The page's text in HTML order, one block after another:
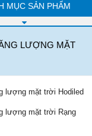
MỤC SẢN PHẨM
LƯỢNG MẶT TRỜI
TRÒN
ÂM TRẦN
RAY
LƯỢNG MẶT
lượng mặt trời Hodiled
lượng mặt trời Rạng